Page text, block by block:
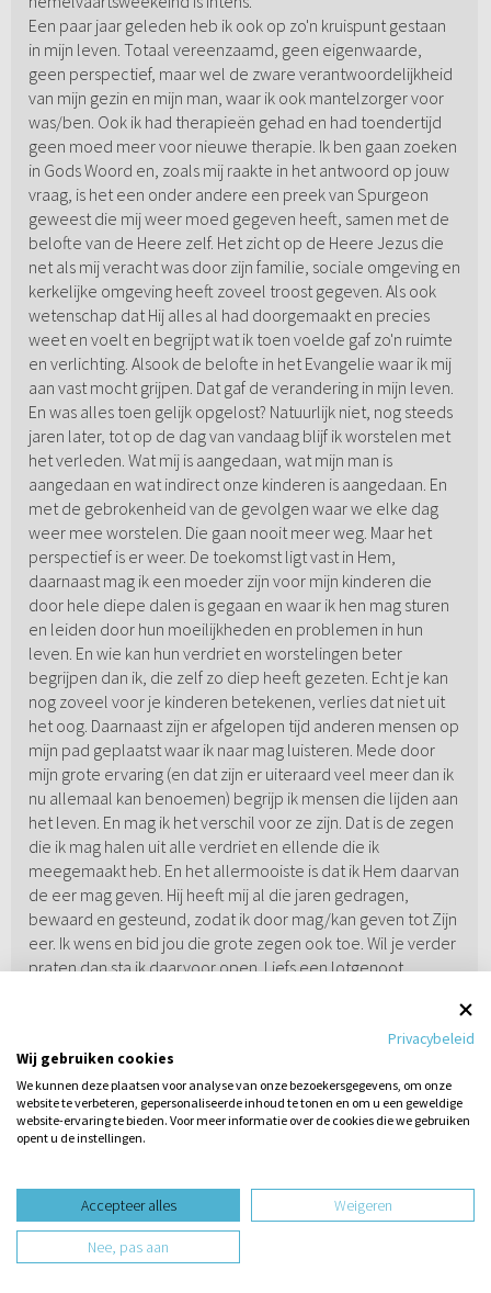
Een paar jaar geleden heb ik ook op zo'n kruispunt gestaan
in mijn leven. Totaal vereenzaamd, geen eigenwaarde,
geen perspectief, maar wel de zware verantwoordelijkheid
van mijn gezin en mijn man, waar ik ook mantelzorger voor
was/ben. Ook ik had therapieën gehad en had toendertijd
geen moed meer voor nieuwe therapie. Ik ben gaan zoeken
in Gods Woord en, zoals mij raakte in het antwoord op jouw
vraag, is het een onder andere een preek van Spurgeon
geweest die mij weer moed gegeven heeft, samen met de
belofte van de Heere zelf. Het zicht op de Heere Jezus die
net als mij veracht was door zijn familie, sociale omgeving en
kerkelijke omgeving heeft zoveel troost gegeven. Als ook
wetenschap dat Hij alles al had doorgemaakt en precies
weet en voelt en begrijpt wat ik toen voelde gaf zo'n ruimte
en verlichting. Alsook de belofte in het Evangelie waar ik mij
aan vast mocht grijpen. Dat gaf de verandering in mijn leven.
En was alles toen gelijk opgelost? Natuurlijk niet, nog steeds
jaren later, tot op de dag van vandaag blijf ik worstelen met
het verleden. Wat mij is aangedaan, wat mijn man is
aangedaan en wat indirect onze kinderen is aangedaan. En
met de gebrokenheid van de gevolgen waar we elke dag
weer mee worstelen. Die gaan nooit meer weg. Maar het
perspectief is er weer. De toekomst ligt vast in Hem,
daarnaast mag ik een moeder zijn voor mijn kinderen die
door hele diepe dalen is gegaan en waar ik hen mag sturen
en leiden door hun moeilijkheden en problemen in hun
leven. En wie kan hun verdriet en worstelingen beter
begrijpen dan ik, die zelf zo diep heeft gezeten. Echt je kan
nog zoveel voor je kinderen betekenen, verlies dat niet uit
het oog. Daarnaast zijn er afgelopen tijd anderen mensen op
mijn pad geplaatst waar ik naar mag luisteren. Mede door
mijn grote ervaring (en dat zijn er uiteraard veel meer dan ik
nu allemaal kan benoemen) begrijp ik mensen die lijden aan
het leven. En mag ik het verschil voor ze zijn. Dat is de zegen
die ik mag halen uit alle verdriet en ellende die ik
meegemaakt heb. En het allermooiste is dat ik Hem daarvan
de eer mag geven. Hij heeft mij al die jaren gedragen,
bewaard en gesteund, zodat ik door mag/kan geven tot Zijn
eer. Ik wens en bid jou die grote zegen ook toe. Wil je verder
praten dan sta ik daarvoor open. Liefs een lotgenoot.
30-05-2025/ 16:48
Hopelijk geven de bovenstaande reacties van
ervaringsdeskundigen je troost en erkenning. Dit zou je nog
beter kunnen helpen dan de allerbeste professionals .
voor buitenstaanders kan lijken. Het idee dat je zelf de regie
hebt geeft je rust , als ik je goed begrijp.
Hopelijk geeft dat zoveel rust dat je weer energie krijgt om ,
een vraag
Privacybeleid
Wij gebruiken cookies
We kunnen deze plaatsen voor analyse van onze bezoekersgegevens, om onze
website te verbeteren, gepersonaliseerde inhoud te tonen en om u een geweldige
website-ervaring te bieden. Voor meer informatie over de cookies die we gebruiken
opent u de instellingen.
Accepteer alles Weigeren
Nee, pas aan